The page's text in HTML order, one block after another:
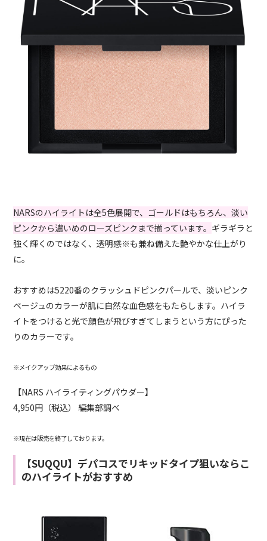
NARSのハイライトは全5色展開で、ゴールドはもちろん、淡い
ピンクから濃いめのローズピンクまで揃っています。 ギラギラと
強く輝くのではなく、透明感※も兼ね備えた艶やかな仕上がり
に。
おすすめは5220番のクラッシュドピンクパールで、淡いピンク
ベージュのカラーが肌に自然な血色感をもたらします。ハイラ
イトをつけると光で顔色が飛びすぎてしまうという方にぴった
りのカラーです。
※メイクアップ効果によるもの
【NARS ハイライティングパウダー】
4,950円（税込） 編集部調べ
※現在は販売を終了しております。
【SUQQU】デパコスでリキッドタイプ狙いならこ
のハイライトがおすすめ